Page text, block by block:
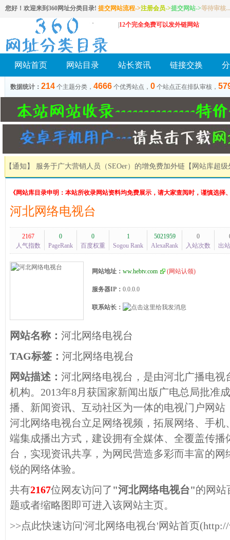
您好！欢迎来到360网址分类目录! 提交网站流程->注册会员->提交网站->等待审核...
12个完全免费可以发外链网站
网站首页 网站目录 站长资讯 链接交换
数据统计： 214 个主题分类， 4666 个优秀站点， 0 个站点正在排队审核，
【通知】 服务于广大营销人员（SEOer）的增免费加外链 【网站库超
《网站库目录申明：本站所收录网站资料均免费展示，请大家查阅时，谨慎选择
河北网络电视台
2167
人气指数
0
PageRank
0
百度权重
1
Sogou Rank
5021959
AlexaRank
0
入站次数
出
网站地址： ww.hebtv.com (网站认领)
服务器IP： 0.0.0.0
联系站长：
网站名称： 河北网络电视台
TAG标签： 河北网络电视台
网站描述： 河北网络电视台，是由河北广播电
机构。2013年8月获国家新闻出版广电总局批准
播、新闻资讯、互动社区为一体的电视门户网站
河北网络电视台立足网络视频，拓展网络、手
端集成播出方式，建设拥有全媒体、全覆盖传
台，实现资讯共享，为网民营造多彩而丰富的
锐的网络体验。
共有2167位网友访问了 "河北网络电视台"的网站
题或者缩略图即可进入该网站主页。
>>点此快速访问'河北网络电视台'网站首页(http://